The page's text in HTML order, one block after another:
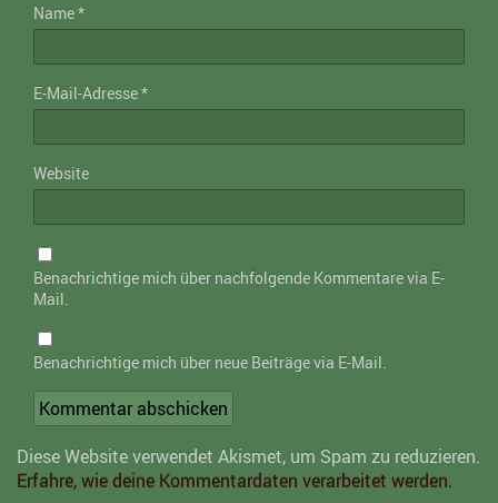
Name*
E-Mail-Adresse*
Website
Benachrichtige mich über nachfolgende Kommentare via E-
Mail.
Benachrichtige mich über neue Beiträge via E-Mail.
Diese Website verwendet Akismet, um Spam zu reduzieren.
Erfahre, wie deine Kommentardaten verarbeitet werden.